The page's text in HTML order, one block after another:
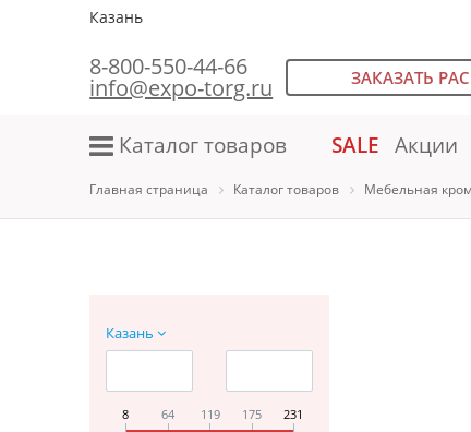
Казань
8-800-550-44-66
info@expo-torg.ru ЗАКАЗАТЬ
Каталог товаров SALE Акции
Главная страница Каталог товаров Мебельная
Казань
8 64 119 175 231